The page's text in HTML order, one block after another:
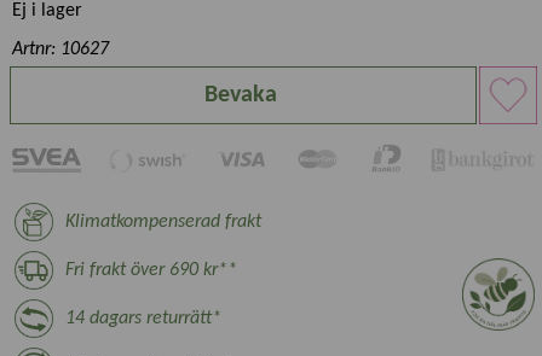
Ej i lager
Artnr: 10627
Bevaka
Klimatkompenserad frakt
Fri frakt över 690 kr**
14 dagars returrätt*